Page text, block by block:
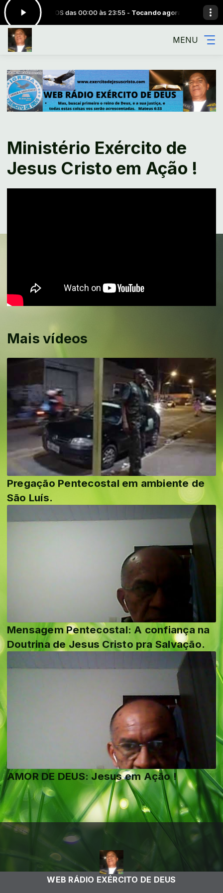
SANTOS das 00:00 às 23:55 - Tocando agora: Alda Célia-
MENU
Ministério Exército de
Jesus Cristo em Ação !
Mais vídeos
Pregação Pentecostal em ambiente de
São Luís.
Mensagem Pentecostal: A confiança na
Doutrina de Jesus Cristo pra Salvação.
AMOR DE DEUS: Jesus em Ação !
WEB RÁDIO EXÉRCITO DE DEUS